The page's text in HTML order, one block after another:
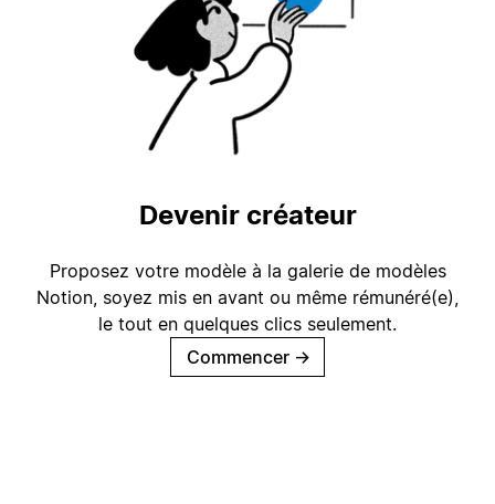
Devenir créateur
Proposez votre modèle à la galerie de modèles
Notion, soyez mis en avant ou même rémunéré(e),
le tout en quelques clics seulement.
Commencer →